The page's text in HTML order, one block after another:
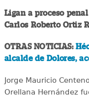
Ligan a proceso
Carlos Roberto Ortiz
OTRAS NOTICIAS:
alcalde de Dolores,
Jorge Mauricio
Orellana Hernández